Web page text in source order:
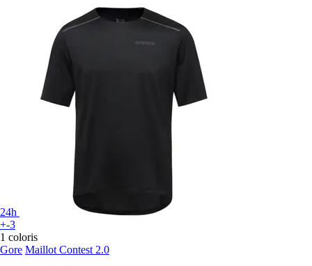
24h
+-3
1 coloris
Gore Maillot Contest 2.0